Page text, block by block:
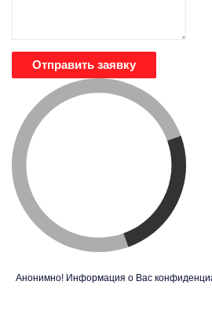
Отправить заявку
Анонимно! Информация о Вас